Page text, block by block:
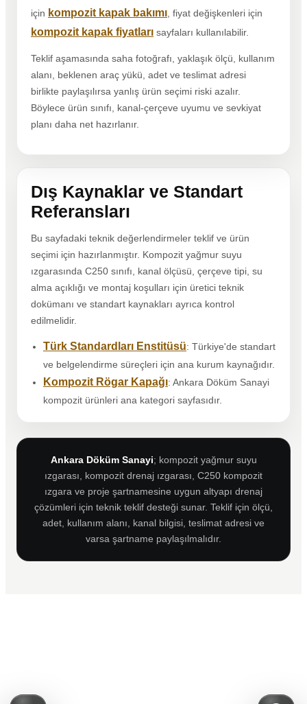
için kompozit kapak bakımı , fiyat değişkenleri için
kompozit kapak fiyatları sayfaları kullanılabilir.
Teklif aşamasında saha fotoğrafı, yaklaşık ölçü, kullanım
alanı, beklenen araç yükü, adet ve teslimat adresi
birlikte paylaşılırsa yanlış ürün seçimi riski azalır.
Böylece ürün sınıfı, kanal-çerçeve uyumu ve sevkiyat
planı daha net hazırlanır.
Dış Kaynaklar ve Standart
Referansları
Bu sayfadaki teknik değerlendirmeler teklif ve ürün
seçimi için hazırlanmıştır. Kompozit yağmur suyu
ızgarasında C250 sınıfı, kanal ölçüsü, çerçeve tipi, su
alma açıklığı ve montaj koşulları için üretici teknik
dokümanı ve standart kaynakları ayrıca kontrol
edilmelidir.
Türk Standardları Enstitüsü: Türkiye'de standart
ve belgelendirme süreçleri için ana kurum kaynağıdır.
Kompozit Rögar Kapağı: Ankara Döküm Sanayi
kompozit ürünleri ana kategori sayfasıdır.
Ankara Döküm Sanayi; kompozit yağmur suyu
ızgarası, kompozit drenaj ızgarası, C250 kompozit
ızgara ve proje şartnamesine uygun altyapı drenaj
çözümleri için teknik teklif desteği sunar. Teklif için ölçü,
adet, kullanım alanı, kanal bilgisi, teslimat adresi ve
varsa şartname paylaşılmalıdır.